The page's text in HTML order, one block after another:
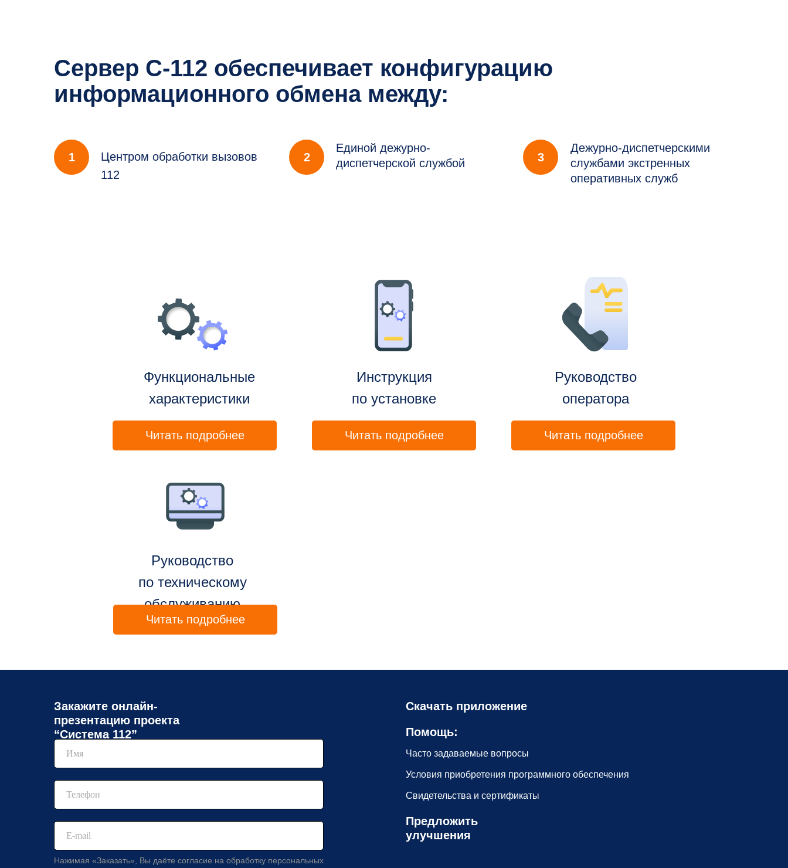
Сервер С-112 обеспечивает конфигурацию
информационного обмена между:
Центром обработки вызовов
112
Единой дежурно-
диспетчерской службой
Дежурно-диспетчерскими
службами экстренных
оперативных служб
1 2 3
Читать подробнее
Функциональные
характеристики
Руководство
по техническому
обслуживанию
Читать подробнее
Инструкция
по установке
Читать подробнее
Руководство
оператора
Читать подробнее
Часто задаваемые вопросы
Условия приобретения программного обеспечения
Свидетельства и сертификаты
Закажите онлайн-
презентацию проекта
“Система 112”
Помощь:
Предложить
улучшения
Скачать приложение
Нажимая «Заказать», Вы даёте согласие на обработку персональных